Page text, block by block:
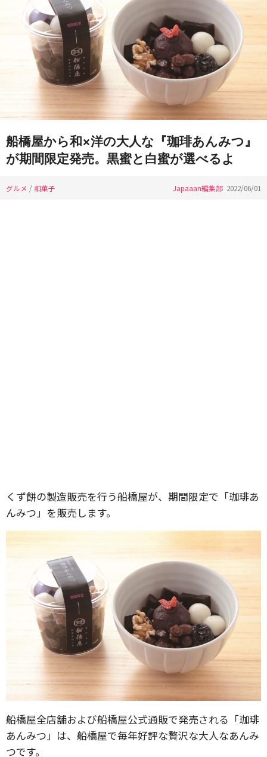
船橋屋から和×洋の大人な『珈琲あんみつ』
が期間限定発売。黒蜜と白蜜が選べるよ
グルメ /和菓子 Japaaan編集部 2022/06/01
くず餅の製造販売を行う船橋屋が、期間限定で「珈琲あ
んみつ」を販売します。
船橋屋全店舗および船橋屋公式通販で発売される「珈琲
あんみつ」は、船橋屋で毎年好評な贅沢な大人なあんみ
つです。